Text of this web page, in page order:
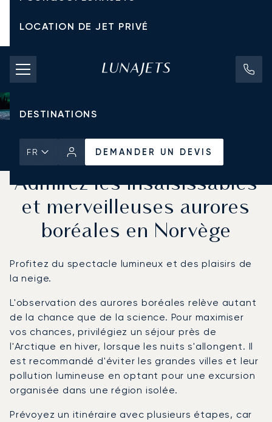
LOCATION DE JET PRIVÉ
TARIFS D'AFFRÈTEMENT
JETS PRIVÉS
DESTINATIONS
FR DEMANDER UN DEVIS
DEMANDER UN DEVIS
Accueil Actualités et Perspectives
Admirez les insaisissables
et merveilleuses aurores
boréales en Norvège
Profitez du spectacle lumineux et des plaisirs de
la neige.
L'observation des aurores boréales relève autant
de la chance que de la science. Pour maximiser
vos chances, privilégiez un séjour près de
l'Arctique en hiver, lorsque les nuits s'allongent. Il
est recommandé d'éviter les grandes villes et leur
pollution lumineuse en optant pour une excursion
organisée dans une région isolée.
Prévoyez un itinéraire avec plusieurs étapes, car